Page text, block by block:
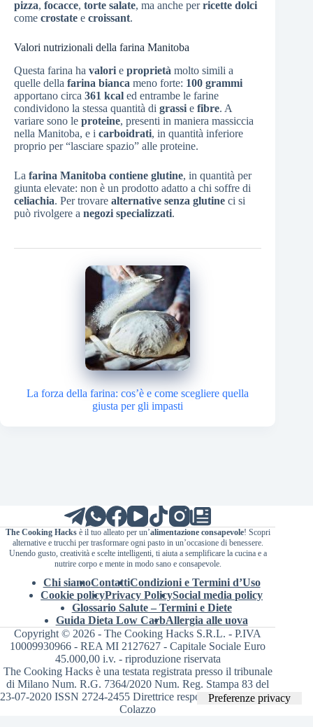
pizza, focacce, torte salate, ma anche perricette dolci
come crostate e croissant.
Valori nutrizionali della farina Manitoba
Questa farina ha valori e proprietà molto simili a
quelle della farina bianca meno forte: 100 grammi
apportano circa 361 kcal ed entrambe le farine
condividono la stessa quantità di grassi e fibre. A
variare sono le proteine, presenti in maniera massiccia
nella Manitoba, e i carboidrati, in quantità inferiore
proprio per “lasciare spazio” alle proteine.
La farina Manitoba contiene glutine, in quantità per
giunta elevate: non è un prodotto adatto a chi soffre di
celiachia. Per trovare alternative senza glutine ci si
può rivolgere a negozi specializzati.
La forza della farina: cos’è e come scegliere quella
giusta per gli impasti
The Cooking Hacksè il tuo alleato per un’alimentazione consapevole! Scopri
alternative e trucchi per trasformare ogni pasto in un’occasione di benessere.
Unendo gusto, creatività e scelte intelligenti, ti aiuta a semplificare la cucina e a
nutrire corpo e mente in modo sano e consapevole.
Chi siamoContattiCondizioni e Termini d’Uso
Cookie policyPrivacy PolicySocial media policy
Glossario Salute – Termini e Diete
Guida Dieta Low CarbAllergia alle uova
Copyright © 2026 - The Cooking Hacks S.R.L. - P.IVA
10009930966 - REA MI 2127627 - Capitale Sociale Euro
45.000,00 i.v. - riproduzione riservata
The Cooking Hacks è una testata registrata presso il tribunale
di Milano Num. R.G. 7364/2020 Num. Reg. Stampa 83 del
23-07-2020 ISSN 2724-2455 Direttrice responsabile Valentina
Colazzo